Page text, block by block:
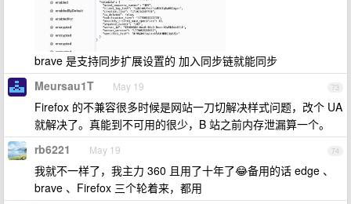
brave 是支持同步扩展设置的 加入同步链就能同步
73
Meursau1T May 19
Firefox 的不兼容很多时候是网站一刀切解决样式问题，改个 UA
就解决了。真能到不可用的很少，B 站之前内存泄漏算一个。
74
rb6221 May 19
我就不一样了，我主力 360 且用了十年了😂备用的话 edge 、
brave 、Firefox 三个轮着来，都用